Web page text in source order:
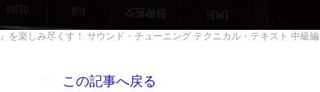
』を楽しみ尽くす！ サウンド・チューニング テクニカル・テキスト 中級編
この記事へ戻る